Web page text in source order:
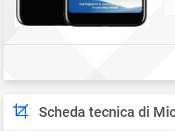
Scheda tecnica di